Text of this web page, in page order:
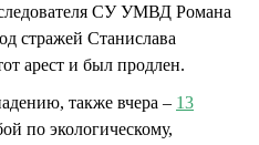
СУ УМВД Романа
стражей Станислава
арест и был продлен.
также вчера – 13
по экологическому,